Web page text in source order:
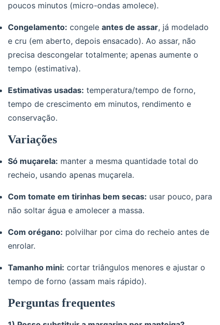
poucos minutos (micro-ondas amolece).
Congelamento: congele antes de assar, já modelado
e cru (em aberto, depois ensacado). Ao assar, não
precisa descongelar totalmente; apenas aumente o
tempo (estimativa).
Estimativas usadas: temperatura/tempo de forno,
tempo de crescimento em minutos, rendimento e
conservação.
Variações
Só muçarela: manter a mesma quantidade total do
recheio, usando apenas muçarela.
Com tomate em tirinhas bem secas: usar pouco, para
não soltar água e amolecer a massa.
Com orégano: polvilhar por cima do recheio antes de
enrolar.
Tamanho mini: cortar triângulos menores e ajustar o
tempo de forno (assam mais rápido).
Perguntas frequentes